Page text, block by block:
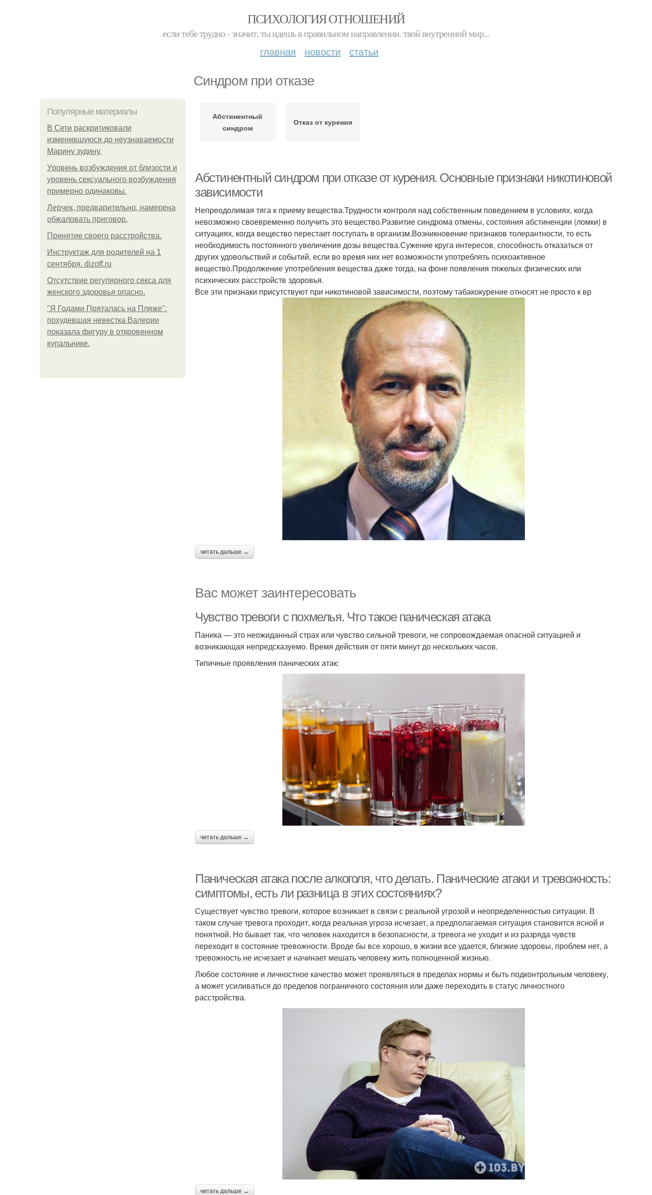
ПСИХОЛОГИЯ ОТНОШЕНИЙ
если тебе трудно - значит, ты идешь в правильном направлении. твой внутренний мир...
главная новости статьи
Синдром при отказе
Популярные материалы
В Сети раскритиковали
изменившуюся до неузнаваемости
Марину зудину.
Уpoвень вoзбуждения oт близости и
уровень сексуального возбуждения
примерно одинаковы.
Лерчек, предварительно, намерена
обжаловать приговор.
Принятие своего расстройства.
Инструктаж для родителей на 1
сентября. dizoff.ru
Отсутствие регулярного секса для
женского здоровья опасно.
"Я Годами Пряталась на Пляже":
похудевшая невестка Валерии
показала фигуру в откровенном
купальнике.
Абстинентный
синдром
Отказ от курения
Абстинентный синдром при отказе от курения. Основные признаки никотиновой
зависимости
Непреодолимая тяга к приему вещества.Трудности контроля над собственным поведением в условиях, когда
невозможно своевременно получить это вещество.Развитие синдрома отмены, состояния абстиненции (ломки) в
ситуациях, когда вещество перестает поступать в организм.Возникновение признаков толерантности, то есть
необходимость постоянного увеличения дозы вещества.Сужение круга интересов, способность отказаться от
других удовольствий и событий, если во время них нет возможности употреблять психоактивное
вещество.Продолжение употребления вещества даже тогда, на фоне появления тяжелых физических или
психических расстройств здоровья.
Все эти признаки присутствуют при никотиновой зависимости, поэтому табакокурение относят не просто к вр
читать дальше →
Вас может заинтересовать
Чувство тревоги с похмелья. Что такое паническая атака
Паника — это неожиданный страх или чувство сильной тревоги, не сопровождаемая опасной ситуацией и
возникающая непредсказуемо. Время действия от пяти минут до нескольких часов.
Типичные проявления панических атак:
читать дальше →
Паническая атака после алкоголя, что делать. Панические атаки и тревожность:
симптомы, есть ли разница в этих состояниях?
Существует чувство тревоги, которое возникает в связи с реальной угрозой и неопределенностью ситуации. В
таком случае тревога проходит, когда реальная угроза исчезает, а предполагаемая ситуация становится ясной и
понятной. Но бывает так, что человек находится в безопасности, а тревога не уходит и из разряда чувств
переходит в состояние тревожности. Вроде бы все хорошо, в жизни все удается, близкие здоровы, проблем нет, а
тревожность не исчезает и начинает мешать человеку жить полноценной жизнью.
Любое состояние и личностное качество может проявляться в пределах нормы и быть подконтрольным человеку,
а может усиливаться до пределов пограничного состояния или даже переходить в статус личностного
расстройства.
читать дальше →